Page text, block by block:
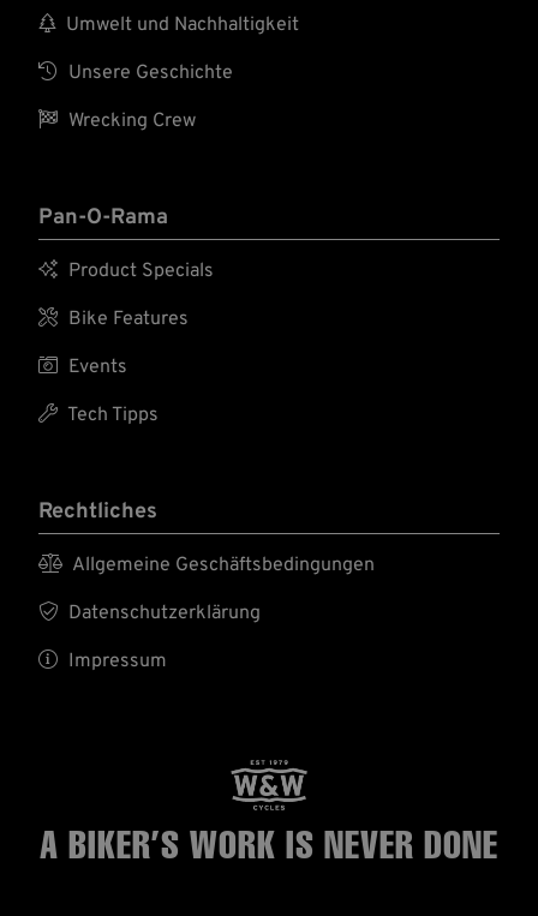
 Umwelt und Nachhaltigkeit
 Unsere Geschichte
 Wrecking Crew
Pan-O-Rama
 Product Specials
 Bike Features
 Events
 Tech Tipps
Rechtliches
 Allgemeine Geschäftsbedingungen
 Datenschutzerklärung
 Impressum
A BIKER’S WORK IS NEVER DONE